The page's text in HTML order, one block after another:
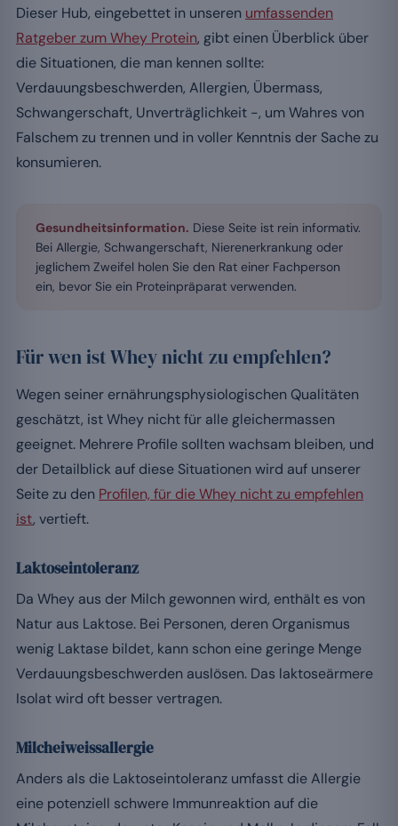
Dieser Hub, eingebettet in unseren umfassenden
Ratgeber zum Whey Protein, gibt einen Überblick über
die Situationen, die man kennen sollte:
Verdauungsbeschwerden, Allergien, Übermass,
Schwangerschaft, Unverträglichkeit -, um Wahres von
Falschem zu trennen und in voller Kenntnis der Sache zu
konsumieren.
Gesundheitsinformation. Diese Seite ist rein informativ.
Bei Allergie, Schwangerschaft, Nierenerkrankung oder
jeglichem Zweifel holen Sie den Rat einer Fachperson
ein, bevor Sie ein Proteinpräparat verwenden.
Für wen ist Whey nicht zu empfehlen?
Wegen seiner ernährungsphysiologischen Qualitäten
geschätzt, ist Whey nicht für alle gleichermassen
geeignet. Mehrere Profile sollten wachsam bleiben, und
der Detailblick auf diese Situationen wird auf unserer
Seite zu den Profilen, für die Whey nicht zu empfehlen
ist, vertieft.
Laktoseintoleranz
Da Whey aus der Milch gewonnen wird, enthält es von
Natur aus Laktose. Bei Personen, deren Organismus
wenig Laktase bildet, kann schon eine geringe Menge
Verdauungsbeschwerden auslösen. Das laktoseärmere
Isolat wird oft besser vertragen.
Milcheiweissallergie
Anders als die Laktoseintoleranz umfasst die Allergie
eine potenziell schwere Immunreaktion auf die